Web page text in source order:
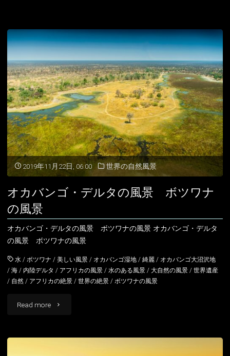
2019年11月22日, 06:00 世界の自然風景
オカバンゴ・デルタの風景 ボツワナ
の風景
オカバンゴ・デルタの風景 ボツワナの風景 オカバンゴ・デルタ
の風景 ボツワナの風景
水 /ボツワナ /美しい風景 / オカバンゴ湿地 /綺麗 / オカバンゴ大沼沢地
/海 / 内陸デルタ / アフリカの風景 /水のある風景 /大自然の風景 /世界遺産
/ 自然 / アフリカの絶景 /世界の絶景 /ボツワナの風景
Read more "オ